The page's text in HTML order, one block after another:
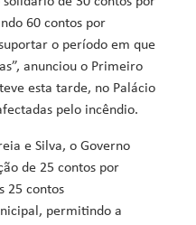
60 contos por
o período em que
anunciou o Primeiro
esta tarde, no Palácio
pelo incêndio.
e Silva, o Governo
de 25 contos por
25 contos
permitindo a